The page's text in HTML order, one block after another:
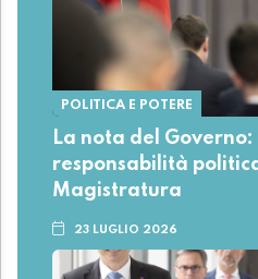
POLITICA E POTERE
La nota del
responsabilità
Magistratura
23 LUGLIO 2026